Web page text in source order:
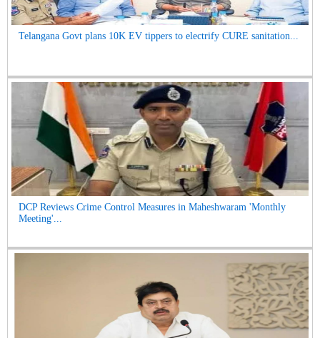
Telangana Govt plans 10K EV tippers to electrify CURE sanitation...
DCP Reviews Crime Control Measures in Maheshwaram 'Monthly
Meeting'...